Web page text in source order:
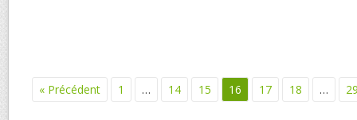
« Précédent 1 … 14 15 16 17 18 …